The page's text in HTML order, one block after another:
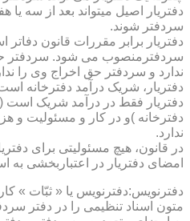
دفتریار اصیل میتواند بعد از سه
سردفتر شوند.
دفتریار برابر مقررات قانون دفاتر
سردفترمنصوب می شود. سردفتر حق
ندارد و سردفتر حق اخراج وی را
دفتریار، شریک درآمد دفترخانه
دفترخانه )و در کار و مسئولیت و
ندارد.
در قانون، هیچ مسئولیتی برای
امضای دفتریار در اعتباربخشی به
دفترنویس:دفترنویس یا « ثبّات »
متون اسناد تنظیمی را در دفتر